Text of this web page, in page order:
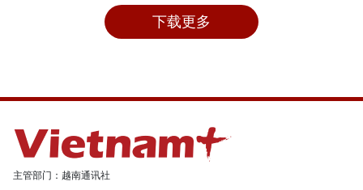
下载更多
主管部门：越南通讯社